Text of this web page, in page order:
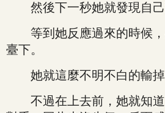
然後下一秒她就發現自己
等到她反應過來的時候，
臺下。
她就這麼不明不白的輸掉
不過在上去前，她就知道